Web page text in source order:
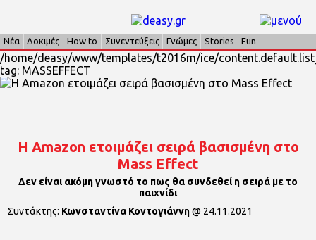
Νέα Δοκιμές How to Συνεντεύξεις Γνώμες Stories Fun
/home/deasy/www/templates/t2016m/ice/
tag: MASSEFFECT
H Amazon ετοιμάζει σειρά βασισμένη στο
Mass Effect
Δεν είναι ακόμη γνωστό το πως θα συνδεθεί η σειρά με το
παιχνίδι
Συντάκτης: Κωνσταντίνα Κοντογιάννη@ 24.11.2021